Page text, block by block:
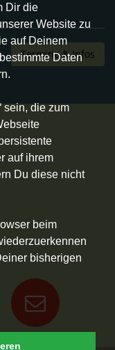
Dir die
Website zu
auf Deinem
Daten
sein, die zum
auf ihrem
Du diese nicht
beim
bisherigen
Termine & Infos